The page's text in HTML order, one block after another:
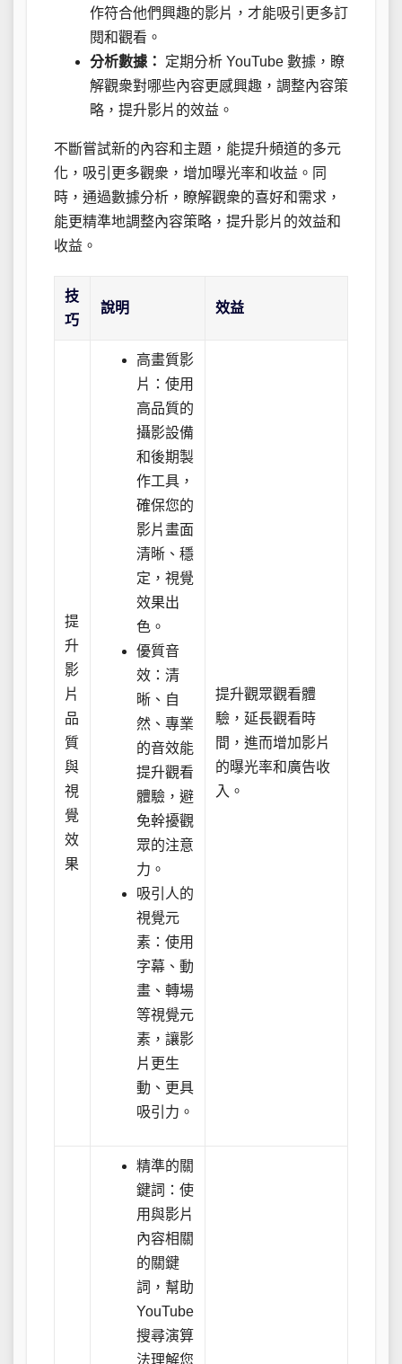
作符合他們興趣的影片，才能吸引更多訂
閱和觀看。
分析數據：
定期分析 YouTube 數據，瞭
解觀衆對哪些內容更感興趣，調整內容策
略，提升影片的效益。
不斷嘗試新的內容和主題，能提升頻道的多元
化，吸引更多觀衆，增加曝光率和收益。同
時，通過數據分析，瞭解觀衆的喜好和需求，
能更精準地調整內容策略，提升影片的效益和
收益。
技
巧
說明 效益
提
升
影
片
品
質
與
視
覺
效
果
高畫質影
片：使用
高品質的
攝影設備
和後期製
作工具，
確保您的
影片畫面
清晰、穩
定，視覺
效果出
色。
優質音
效：清
晰、自
然、專業
的音效能
提升觀看
體驗，避
免幹擾觀
眾的注意
力。
吸引人的
視覺元
素：使用
字幕、動
畫、轉場
等視覺元
素，讓影
片更生
動、更具
吸引力。
提升觀眾觀看體
驗，延長觀看時
間，進而增加影片
的曝光率和廣告收
入。
精準的關
鍵詞：使
用與影片
內容相關
的關鍵
詞，幫助
YouTube
搜尋演算
法理解您